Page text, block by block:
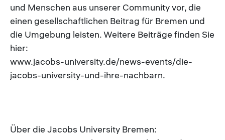
und Menschen aus unserer Community vor, die
einen gesellschaftlichen Beitrag für Bremen und
die Umgebung leisten. Weitere Beiträge finden Sie
hier:
www.jacobs-university.de/news-events/die-
jacobs-university-und-ihre-nachbarn.
Über die Jacobs University Bremen: